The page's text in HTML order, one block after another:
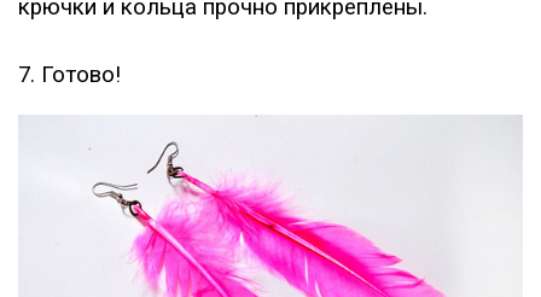
крючки и кольца прочно прикреплены.
7. Готово!